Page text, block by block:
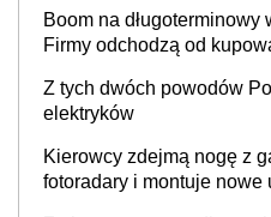
Boom na
Firmy odchodzą od
Z tych dwóch powodów
elektryków
Kierowcy zdejmą nogę z
fotoradary i montuje nowe